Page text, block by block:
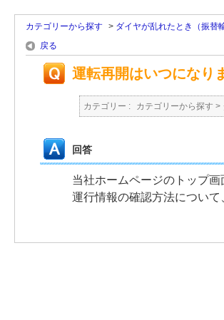
カテゴリーから探す > ダイヤが乱れたとき（振替
戻る
運転再開はいつになり
カテゴリー : カテゴリーから探す >
回答
当社ホームページのトップ
運行情報の確認方法について